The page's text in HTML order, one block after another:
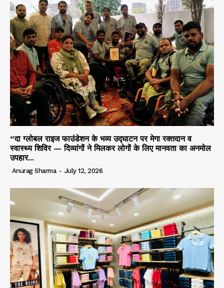
“दा ग्लोबल राइज फाउंडेशन के भव्य उद्घाटन पर मेगा रक्तदान व
स्वास्थ्य शिविर — दिव्यांगों ने मिलकर लोगों के लिए मानवता का अनमोल
उपहार...
Anurag Sharma - July 12, 2026